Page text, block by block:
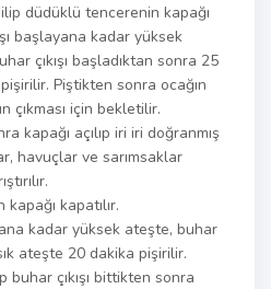
düdüklü tencerenin kapağı
başlayana kadar yüksek
çıkışı başladıktan sonra 25
Piştikten sonra ocağın
çıkması için bekletilir.
kapağı açılıp iri iri doğranmış
havuçlar ve sarımsaklar
kapatılır.
kadar yüksek ateşte, buhar
ateşte 20 dakika pişirilir.
buhar çıkışı bittikten sonra